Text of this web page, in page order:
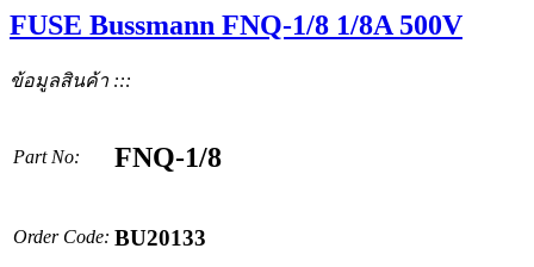
FUSE Bussmann FNQ-1/8 1/8A 500V
ข้อมูลสินค้า :::
Part No: FNQ-1/8
Order Code: BU20133